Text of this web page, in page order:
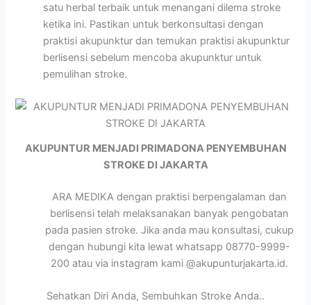
satu herbal terbaik untuk menangani dilema stroke
ketika ini. Pastikan untuk berkonsultasi dengan
praktisi akupunktur dan temukan praktisi akupunktur
berlisensi sebelum mencoba akupunktur untuk
pemulihan stroke.
AKUPUNTUR MENJADI PRIMADONA PENYEMBUHAN
STROKE DI JAKARTA
ARA MEDIKA dengan praktisi berpengalaman dan
berlisensi telah melaksanakan banyak pengobatan
pada pasien stroke. Jika anda mau konsultasi, cukup
dengan hubungi kita lewat whatsapp 08770-9999-
200 atau via instagram kami @akupunturjakarta.id.
Sehatkan Diri Anda, Sembuhkan Stroke Anda..